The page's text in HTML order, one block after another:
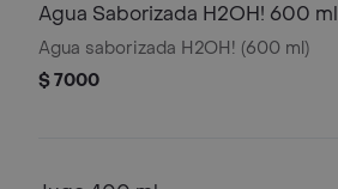
Agua Saborizada H2OH! 600 ml
Agua saborizada H2OH! (600 ml)
$ 7000